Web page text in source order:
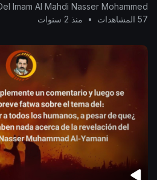
Imam Al Mahdi Nasser Mohammed
57 المشاهدات
• منذ 2 سنوات